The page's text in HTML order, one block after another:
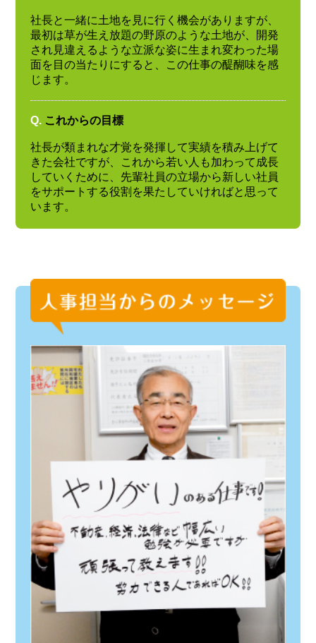
社長と一緒に土地を見に行く機会がありますが、
最初は草が生え放題の野原のような土地が、開発
され見違えるような立派な姿に生まれ変わった場
面を目の当たりにすると、この仕事の醍醐味を感
じます。
Q. これからの目標
社長が類まれな才覚を発揮して実績を積み上げて
きた会社ですが、これから若い人も加わって成長
していくために、先輩社員の立場から新しい社員
をサポートする役割を果たしていければと思って
います。